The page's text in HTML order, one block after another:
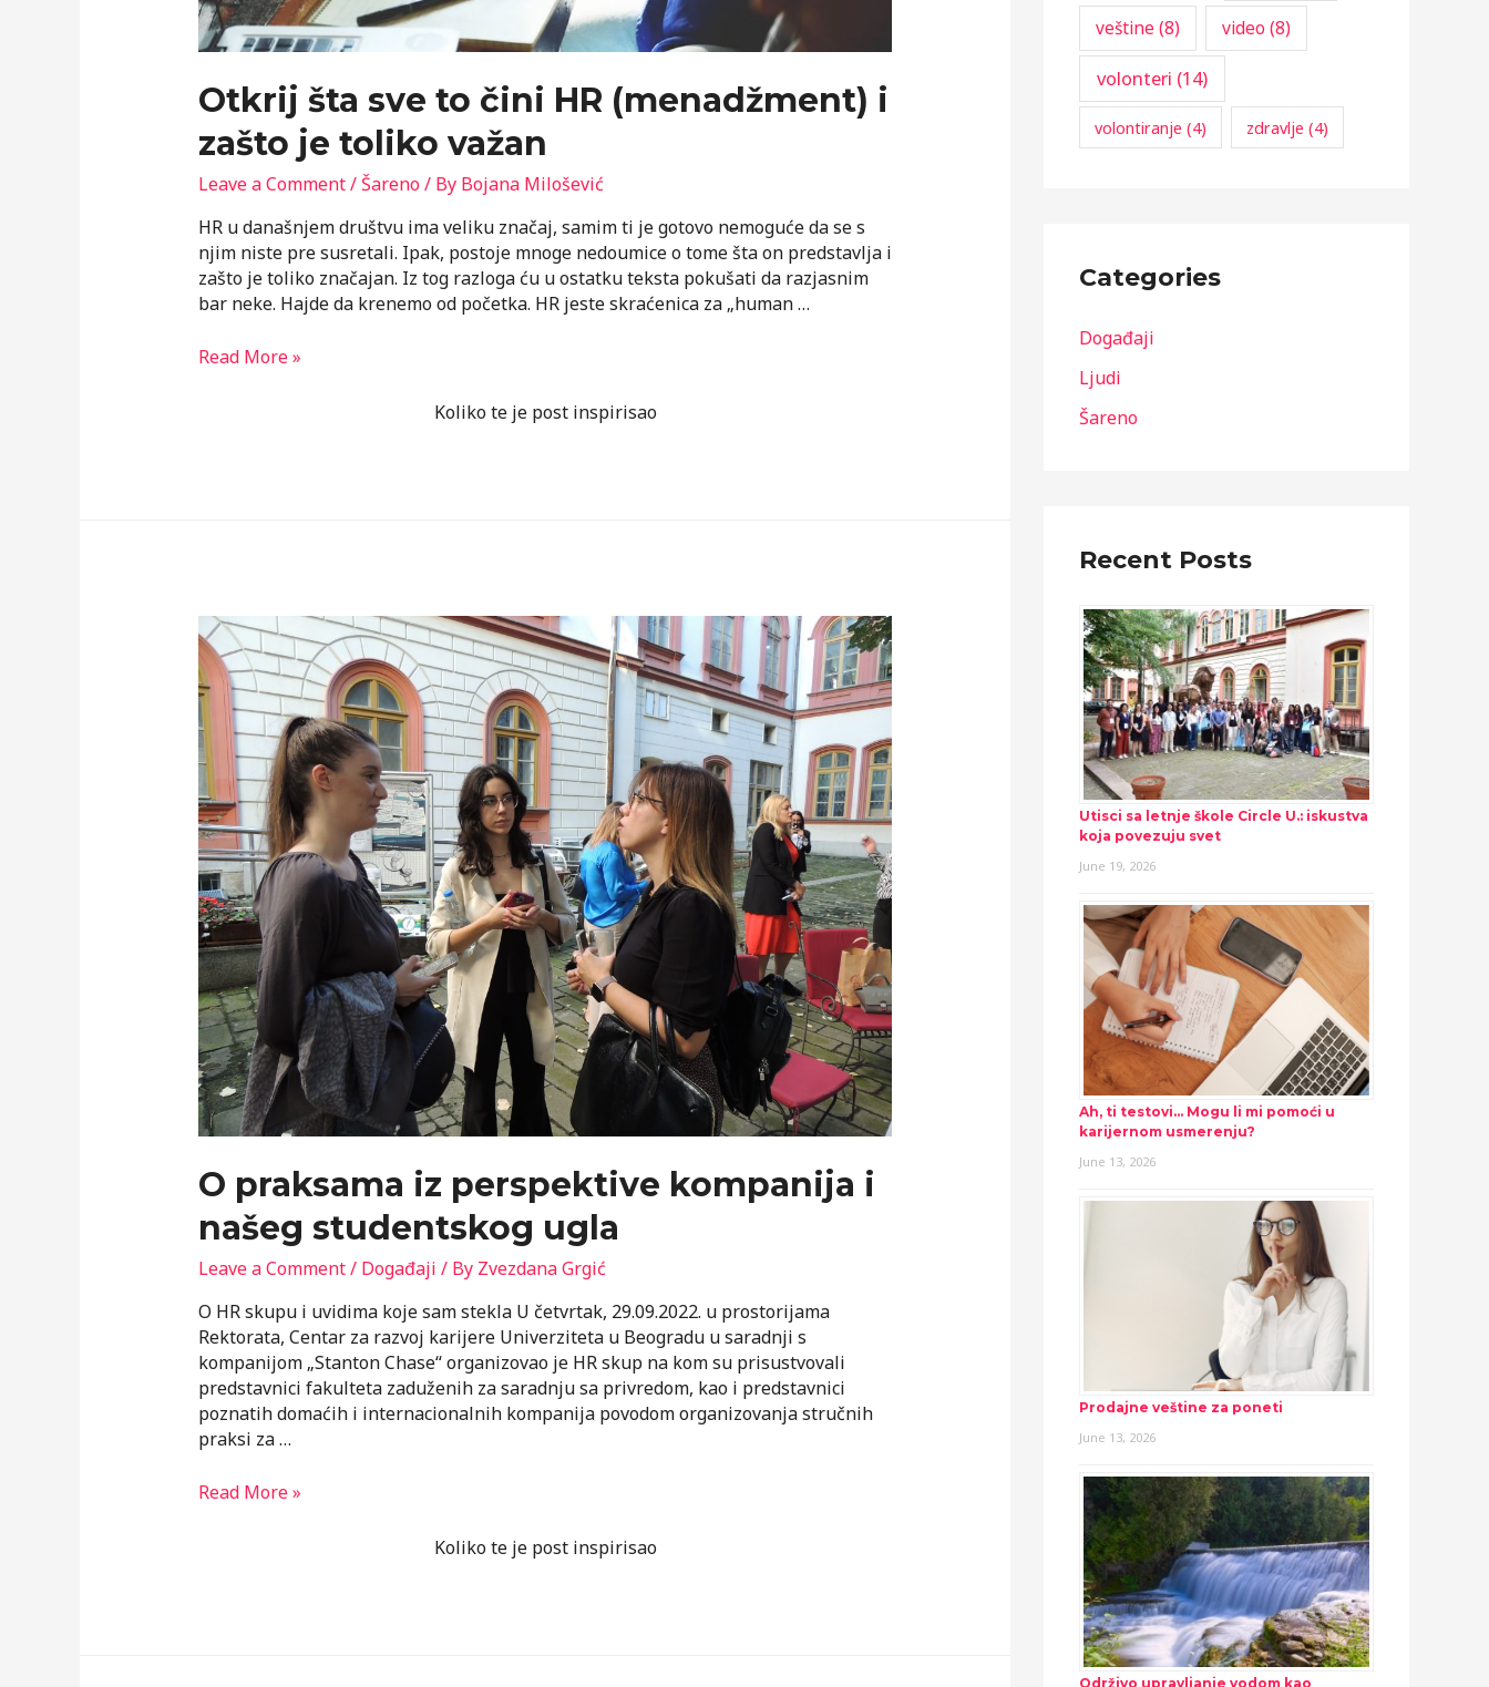
Otkrij šta sve to čini HR (menadžment) i
zašto je toliko važan
Leave a Comment/Šareno/ By Bojana Milošević
HR u današnjem društvu ima veliku značaj, samim ti je gotovo nemoguće da se s
njim niste pre susretali. Ipak, postoje mnoge nedoumice o tome šta on predstavlja i
zašto je toliko značajan. Iz tog razloga ću u ostatku teksta pokušati da razjasnim
bar neke. Hajde da krenemo od početka. HR jeste skraćenica za „human …
Otkrij
toliko
važan
Read More »
Koliko te je post inspirisao
O praksama iz perspektive kompanija i
našeg studentskog ugla
Leave a Comment/ Događaji / By Zvezdana Grgić
O HR skupu i uvidima koje sam stekla U četvrtak, 29.09.2022. u prostorijama
Rektorata, Centar za razvoj karijere Univerziteta u Beogradu u saradnji s
kompanijom „Stanton Chase“ organizovao je HR skup na kom su prisustvovali
predstavnici fakulteta zaduženih za saradnju sa privredom, kao i predstavnici
poznatih domaćih i internacionalnih kompanija povodom organizovanja stručnih
praksi za …
O
Read More »
Koliko te je post inspirisao
veštine(8) video (8)
volonteri (14)
volontiranje (4) zdravlje (4)
Categories
Događaji
Ljudi
Šareno
Recent Posts
Utisci sa letnje škole Circle U.: iskustva
koja povezuju svet
June 19, 2026
Ah, ti testovi… Mogu li mi pomoći u
karijernom usmerenju?
June 13, 2026
Prodajne veštine za poneti
June 13, 2026
Održivo upravljanje vodom kao